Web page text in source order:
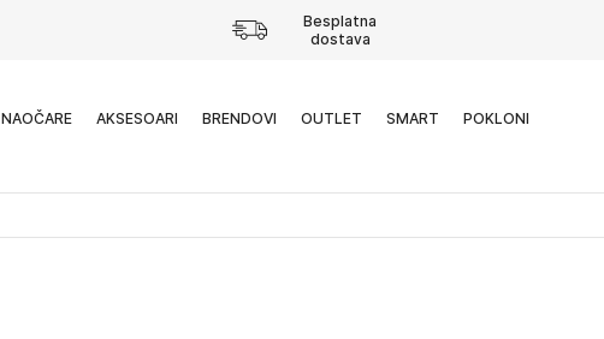
Besplatna
dostava
NAOČARE AKSESOARI BRENDOVI OUTLET SMART POKLONI